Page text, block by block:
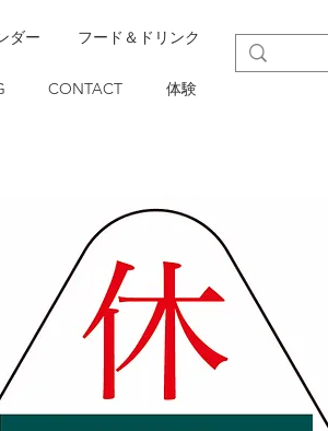
ダー フード＆ドリンク
CONTACT 体験